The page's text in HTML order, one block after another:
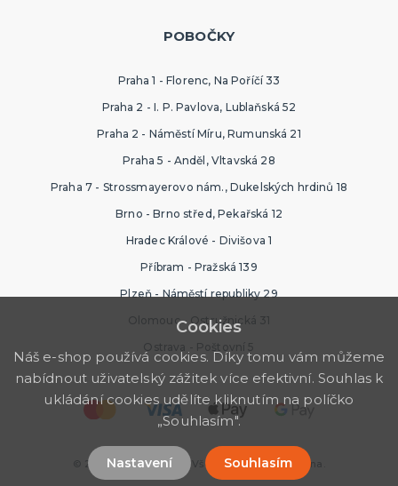
POBOČKY
Praha 1 - Florenc, Na Poříčí 33
Praha 2 - I. P. Pavlova, Lublaňská 52
Praha 2 - Náměstí Míru, Rumunská 21
Praha 5 - Anděl, Vltavská 28
Praha 7 - Strossmayerovo nám., Dukelských hrdinů 18
Brno - Brno střed, Pekařská 12
Hradec Králové - Divišova 1
Příbram - Pražská 139
Plzeň - Náměstí republiky 29
Olomouc - Ostružnická 31
Ostrava - Poštovní 5
© 2026 Ptákoviny Ípák. Všechna práva vyhrazena.
Cookies
Náš e-shop používá cookies. Díky tomu vám můžeme
nabídnout uživatelský zážitek více efektivní. Souhlas k
ukládání cookies udělíte kliknutím na políčko
„Souhlasím".
Nastavení Souhlasím